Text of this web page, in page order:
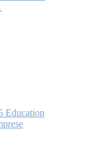
Education